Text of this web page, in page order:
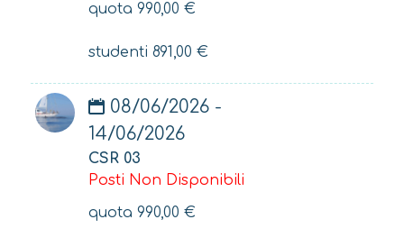
quota 990,00 €
studenti 891,00 €
08/06/2026 -
14/06/2026
CSR 03
Posti Non Disponibili
quota 990,00 €